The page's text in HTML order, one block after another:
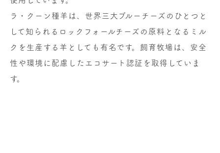
ラ・クーン種羊は、世界三大ブルーチーズのひとつと
して知られるロックフォールチーズの原料となるミル
クを生産する羊としても有名です。飼育牧場は、安全
性や環境に配慮したエコサート認証を取得していま
す。